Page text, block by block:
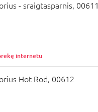
- sraigtasparnis, 00611
internetu
Hot Rod, 00612